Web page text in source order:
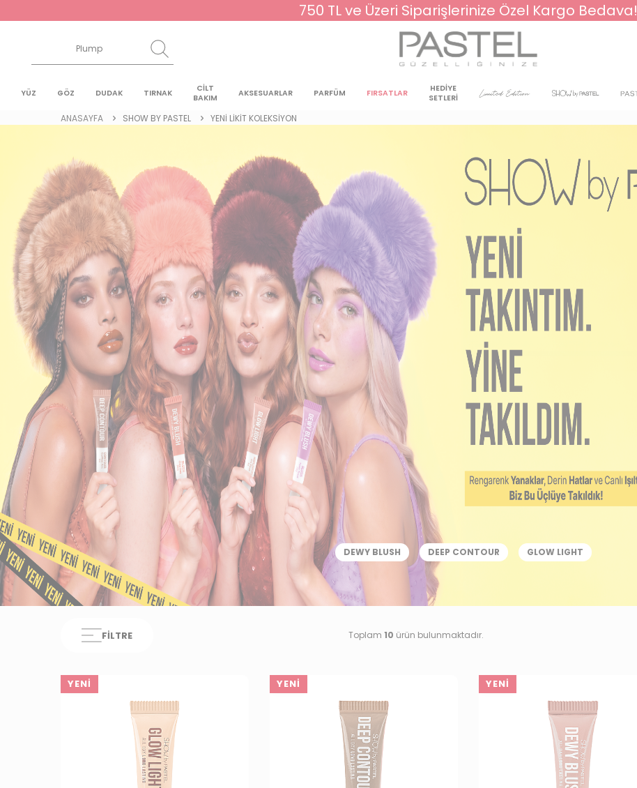
750 TL ve Üzeri Siparişlerinize Özel Kargo Bedava!
YÜZ GÖZ DUDAK TIRNAK
CİLT
BAKIM
AKSESUARLAR PARFÜM FIRSATLAR
HEDİYE
SETLERİ
ANASAYFA SHOW BY PASTEL YENİ LİKİT KOLEKSİYON
DEWY BLUSH DEEP CONTOUR GLOW LIGHT
FILTRE Toplam 10 ürün bulunmaktadır.
YENI YENI YENI